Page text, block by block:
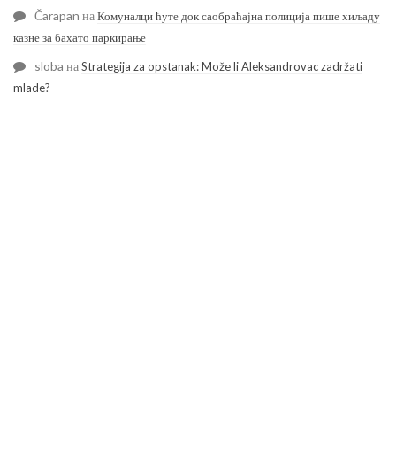
Čarapan наКомуналци ћуте док саобраћајна полиција пише хиљаду
казне за бахато паркирање
sloba наStrategija za opstanak: Može li Aleksandrovac zadržati
mlade?